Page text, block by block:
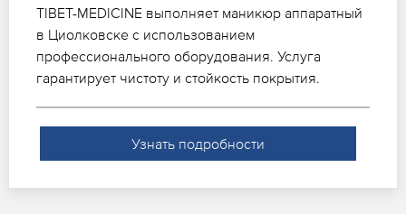
TIBET-MEDICINE выполняет маникюр аппаратный
в Циолковске с использованием
профессионального оборудования. Услуга
гарантирует чистоту и стойкость покрытия.
Узнать подробности